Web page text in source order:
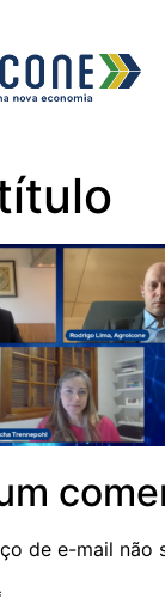
de e-mail não